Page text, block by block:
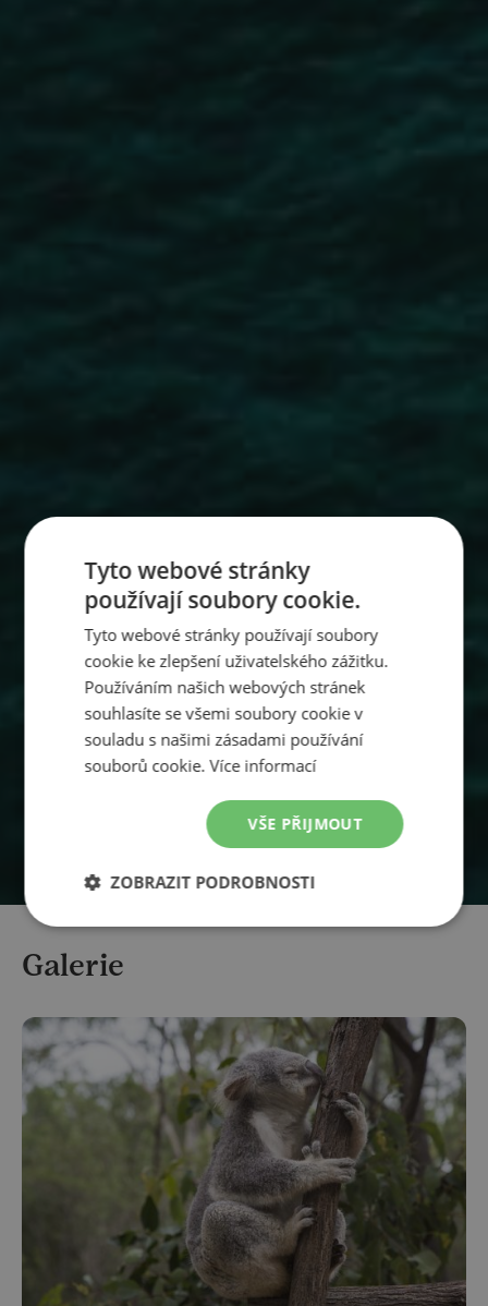
Galerie
Tyto webové stránky
používají soubory cookie.
Tyto webové stránky používají soubory
cookie ke zlepšení uživatelského zážitku.
Používáním našich webových stránek
souhlasíte se všemi soubory cookie v
souladu s našimi zásadami používání
souborů cookie.Více informací
VŠE PŘIJMOUT
ZOBRAZIT PODROBNOSTI